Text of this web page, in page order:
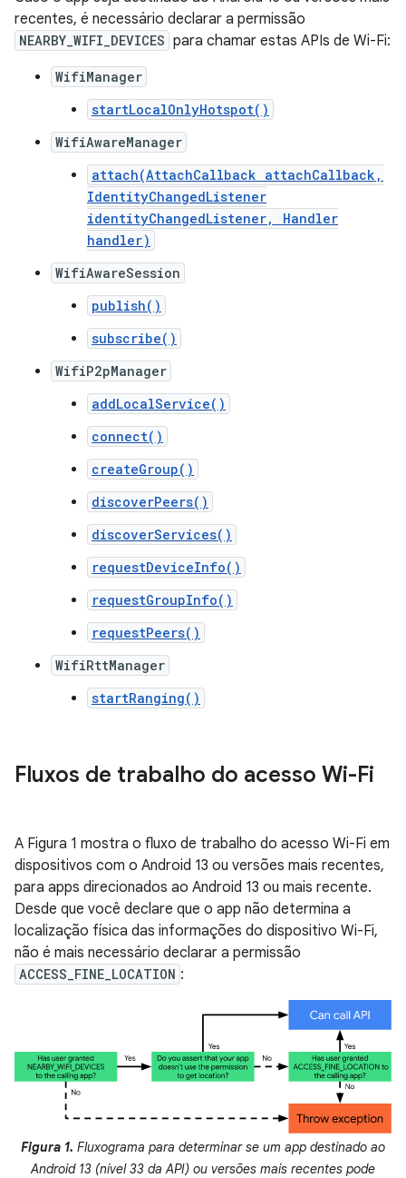
recentes, é necessário declarar a permissão
NEARBY_WIFI_DEVICES para chamar estas APIs de Wi-Fi:
WifiManager
startLocalOnlyHotspot()
WifiAwareManager
attach(AttachCallback attachCallback,
IdentityChangedListener
identityChangedListener, Handler
handler)
WifiAwareSession
publish()
subscribe()
WifiP2pManager
addLocalService()
connect()
createGroup()
discoverPeers()
discoverServices()
requestDeviceInfo()
requestGroupInfo()
requestPeers()
WifiRttManager
startRanging()
Fluxos de trabalho do acesso Wi-Fi
A Figura 1 mostra o fluxo de trabalho do acesso Wi-Fi em
dispositivos com o Android 13 ou versões mais recentes,
para apps direcionados ao Android 13 ou mais recente.
Desde que você declare que o app não determina a
localização física das informações do dispositivo Wi-Fi,
não é mais necessário declarar a permissão
ACCESS_FINE_LOCATION :
Figura 1. Fluxograma para determinar se um app destinado ao
Android 13 (nível 33 da API) ou versões mais recentes pode